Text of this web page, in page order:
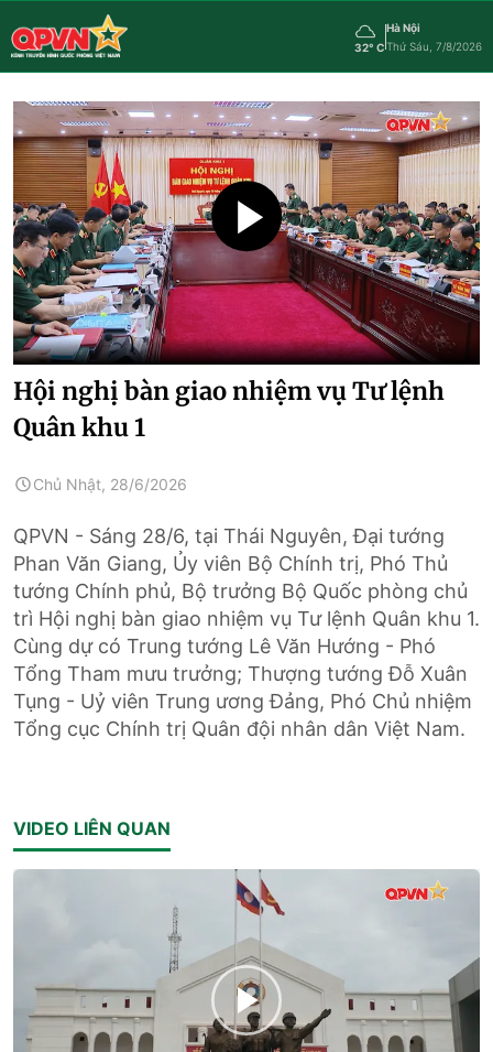
32° C
Hà Nội
Thứ Sáu, 7/8/2026
Hội nghị bàn giao nhiệm vụ Tư lệnh
Quân khu 1
Chủ Nhật, 28/6/2026
QPVN - Sáng 28/6, tại Thái Nguyên, Đại tướng
Phan Văn Giang, Ủy viên Bộ Chính trị, Phó Thủ
tướng Chính phủ, Bộ trưởng Bộ Quốc phòng chủ
trì Hội nghị bàn giao nhiệm vụ Tư lệnh Quân khu 1.
Cùng dự có Trung tướng Lê Văn Hướng - Phó
Tổng Tham mưu trưởng; Thượng tướng Đỗ Xuân
Tụng - Uỷ viên Trung ương Đảng, Phó Chủ nhiệm
Tổng cục Chính trị Quân đội nhân dân Việt Nam.
VIDEO LIÊN QUAN